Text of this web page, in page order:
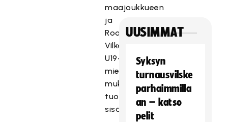
maajoukkueen
ja
Roosa
Vilkanen
U19-
miesten
mukana
tuottamassa
sisältöä.
UUSIMMAT
Syksyn
turnausvilske
parhaimmilla
an – katso
pelit